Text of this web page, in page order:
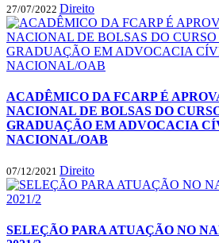
27/07/2022 Direito
ACADÊMICO DA FCARP É
NACIONAL DE BOLSAS DO
GRADUAÇÃO EM ADVOCACIA
NACIONAL/OAB
07/12/2021 Direito
SELEÇÃO PARA ATUAÇÃO NO